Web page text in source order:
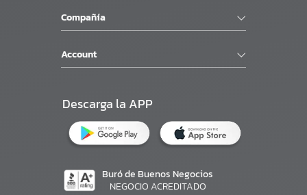
Compañía
Account
Descarga la APP
Buró de Buenos Negocios
NEGOCIO ACREDITADO